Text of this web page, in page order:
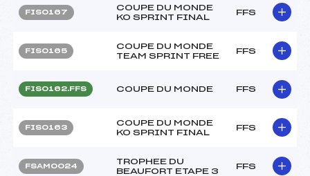
FIS0167
COUPE DU MONDE
KO SPRINT FINAL
FFS
FIS0165
COUPE DU MONDE
TEAM SPRINT FREE
FFS
FIS0162.FFS COUPE DU MONDE FFS
FIS0163
COUPE DU MONDE
KO SPRINT FINAL
FFS
FSAM0024
TROPHEE DU
BEAUFORT ETAPE 3
FFS